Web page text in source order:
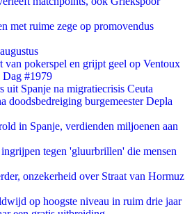
met ruime zege op promovendus
van pokerspel en grijpt geel op Ventoux
Dag #1979
uit Spanje na migratiecrisis Ceuta
doodsbedreiging burgemeester Depla
in Spanje, verdienden miljoenen aan
tegen 'gluurbrillen' die mensen
onzekerheid over Straat van Hormuz
op hoogste niveau in ruim drie jaar